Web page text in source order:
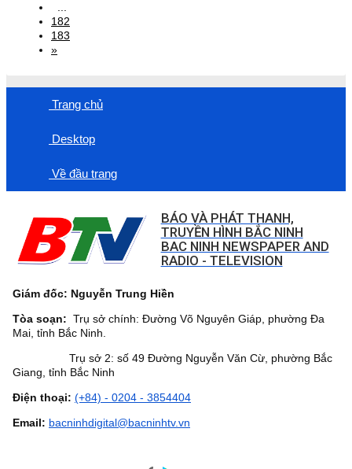
182
183
»
Trang chủ
Desktop
Về đầu trang
BÁO VÀ PHÁT THANH,
TRUYỀN HÌNH BẮC NINH
BAC NINH NEWSPAPER AND
RADIO - TELEVISION
Giám đốc: Nguyễn Trung Hiền
Tòa soạn: Trụ sở chính: Đường Võ Nguyên Giáp, phường Đa
Mai, tỉnh Bắc Ninh.
Trụ sở 2: số 49 Đường Nguyễn Văn Cừ, phường Bắc
Giang, tỉnh Bắc Ninh
Điện thoại: (+84) - 0204 - 3854404
Email: bacninhdigital@bacninhtv.vn